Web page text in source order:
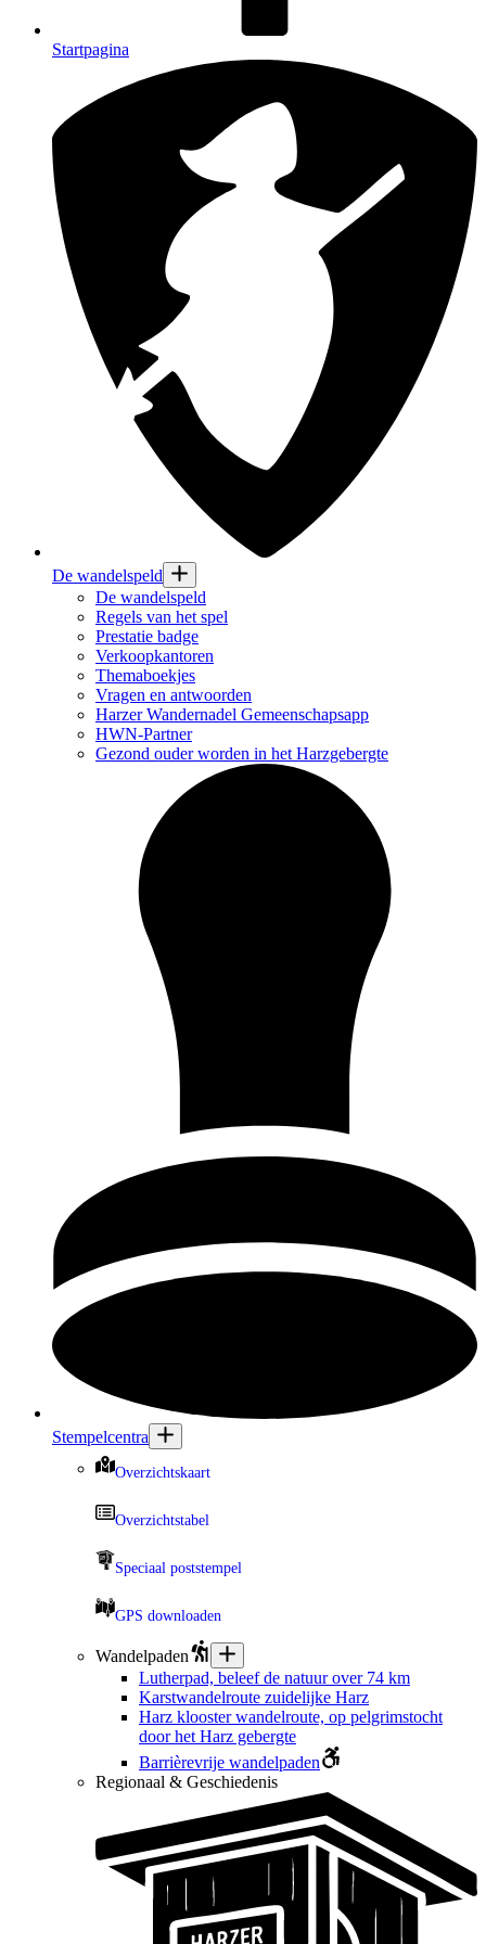
Startpagina
De wandelspeld
De wandelspeld
Regels van het spel
Prestatie badge
Verkoopkantoren
Themaboekjes
Vragen en antwoorden
Harzer Wandernadel Gemeenschapsapp
HWN-Partner
Gezond ouder worden in het Harzgebergte
Stempelcentra
Overzichtskaart
Overzichtstabel
Speciaal poststempel
GPS downloaden
Wandelpaden
Lutherpad, beleef de natuur over 74 km
Karstwandelroute zuidelijke Harz
Harz klooster wandelroute, op pelgrimstocht
door het Harz gebergte
Barrièrevrije wandelpaden
Regionaal & Geschiedenis